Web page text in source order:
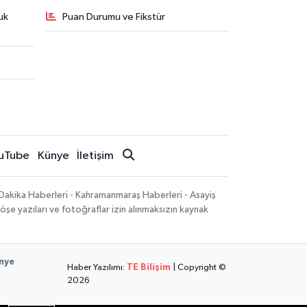
Puan Durumu ve Fikstür
Künye İletişim
Haberleri - Kahramanmaraş Haberleri - Asayiş
yazıları ve fotoğraflar izin alınmaksızın kaynak
Haber Yazılımı: TE Bilişim
| Copyright ©
2026